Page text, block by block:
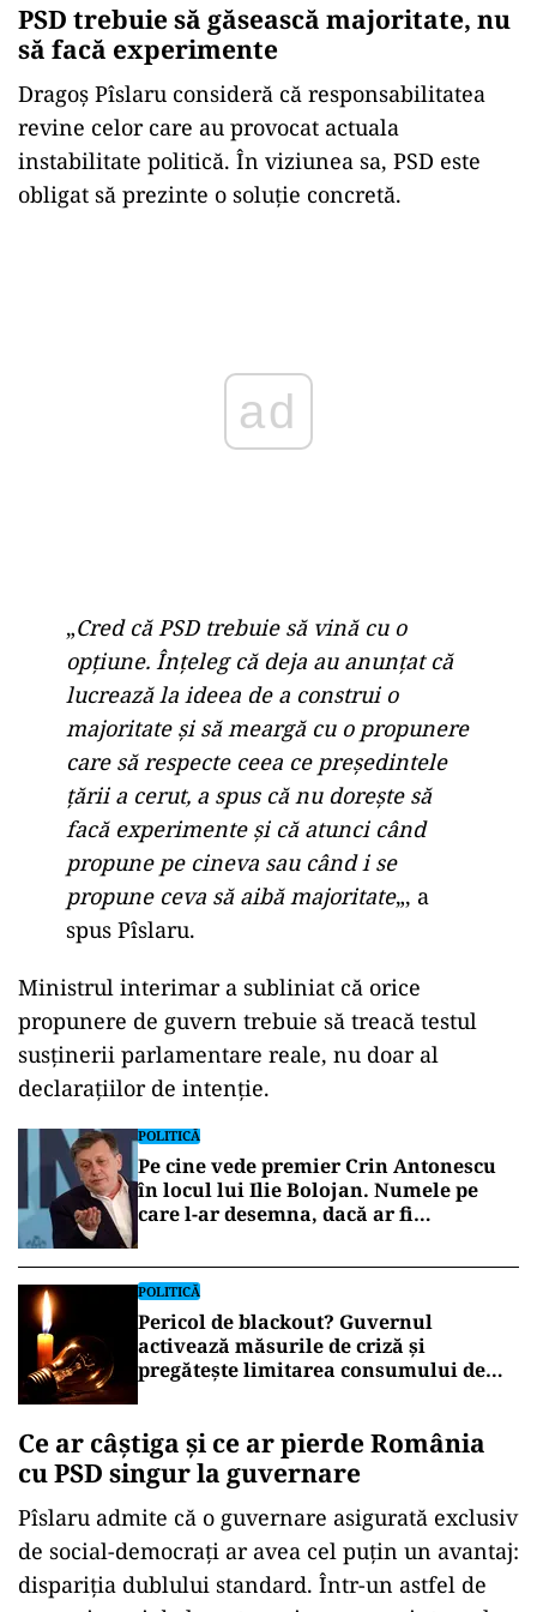
PSD trebuie să găsească majoritate, nu
să facă experimente
Dragoș Pîslaru consideră că responsabilitatea
revine celor care au provocat actuala
instabilitate politică. În viziunea sa, PSD este
obligat să prezinte o soluție concretă.
„Cred că PSD trebuie să vină cu o
opțiune. Înțeleg că deja au anunțat că
lucrează la ideea de a construi o
majoritate și să meargă cu o propunere
care să respecte ceea ce președintele
țării a cerut, a spus că nu dorește să
facă experimente și că atunci când
propune pe cineva sau când i se
propune ceva să aibă majoritate„, a
spus Pîslaru.
Ministrul interimar a subliniat că orice
propunere de guvern trebuie să treacă testul
susținerii parlamentare reale, nu doar al
declarațiilor de intenție.
POLITICĂ
Pe cine vede premier Crin Antonescu
în locul lui Ilie Bolojan. Numele pe
care l-ar desemna, dacă ar fi
POLITICĂ
Pericol de blackout? Guvernul
activează măsurile de criză și
pregătește limitarea consumului de
Ce ar câștiga și ce ar pierde România
cu PSD singur la guvernare
Pîslaru admite că o guvernare asigurată exclusiv
de social-democrați ar avea cel puțin un avantaj:
dispariția dublului standard. Într-un astfel de